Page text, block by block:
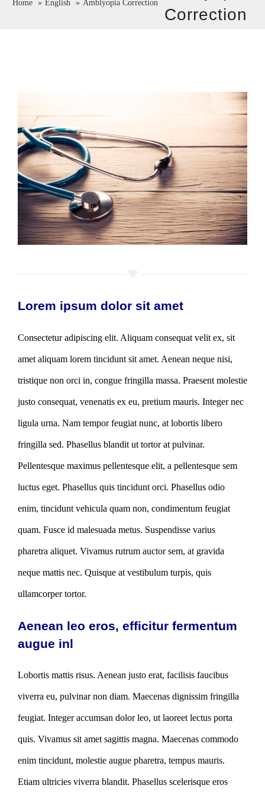
Correction
Home English Amblyopia Correction
Lorem ipsum dolor sit amet
Consectetur adipiscing elit. Aliquam consequat velit ex, sit
amet aliquam lorem tincidunt sit amet. Aenean neque nisi,
tristique non orci in, congue fringilla massa. Praesent molestie
justo consequat, venenatis ex eu, pretium mauris. Integer nec
ligula urna. Nam tempor feugiat nunc, at lobortis libero
fringilla sed. Phasellus blandit ut tortor at pulvinar.
Pellentesque maximus pellentesque elit, a pellentesque sem
luctus eget. Phasellus quis tincidunt orci. Phasellus odio
enim, tincidunt vehicula quam non, condimentum feugiat
quam. Fusce id malesuada metus. Suspendisse varius
pharetra aliquet. Vivamus rutrum auctor sem, at gravida
neque mattis nec. Quisque at vestibulum turpis, quis
ullamcorper tortor.
Aenean leo eros, efficitur fermentum
augue inl
Lobortis mattis risus. Aenean justo erat, facilisis faucibus
viverra eu, pulvinar non diam. Maecenas dignissim fringilla
feugiat. Integer accumsan dolor leo, ut laoreet lectus porta
quis. Vivamus sit amet sagittis magna. Maecenas commodo
enim tincidunt, molestie augue pharetra, tempus mauris.
Etiam ultricies viverra blandit. Phasellus scelerisque eros